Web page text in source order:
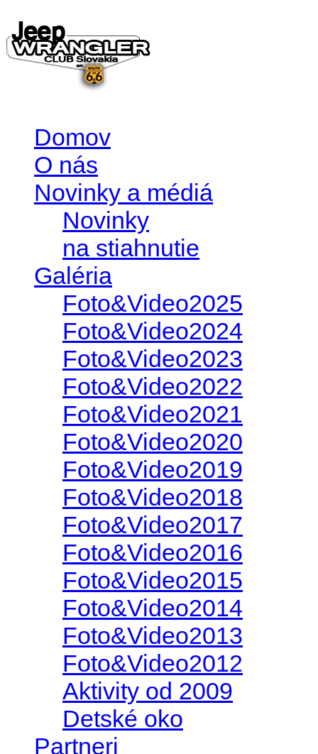
Domov
O nás
Novinky a médiá
Novinky
na stiahnutie
Galéria
Foto&Video2025
Foto&Video2024
Foto&Video2023
Foto&Video2022
Foto&Video2021
Foto&Video2020
Foto&Video2019
Foto&Video2018
Foto&Video2017
Foto&Video2016
Foto&Video2015
Foto&Video2014
Foto&Video2013
Foto&Video2012
Aktivity od 2009
Detské oko
Partneri